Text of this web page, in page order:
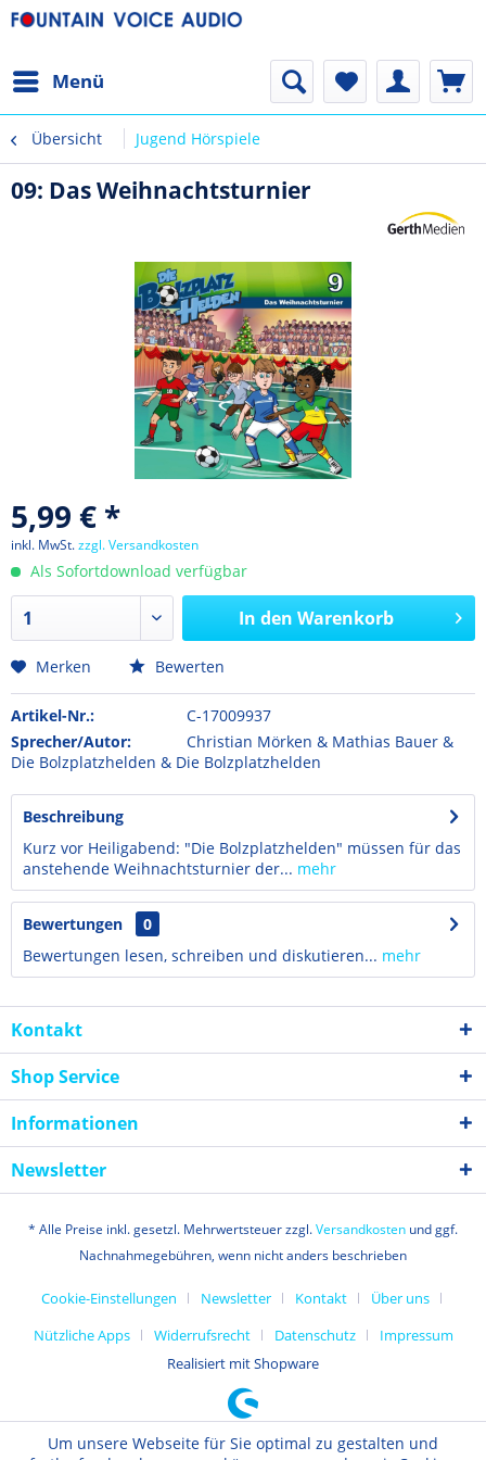
Menü
Übersicht Jugend Hörspiele
09: Das Weihnachtsturnier
5,99 € *
inkl. MwSt.zzgl. Versandkosten
Als Sofortdownload verfügbar
In den Warenkorb
Merken Bewerten
Artikel-Nr.:
C-17009937
Sprecher/Autor:
Christian Mörken & Mathias Bauer &
Die Bolzplatzhelden & Die Bolzplatzhelden
Beschreibung
Kurz vor Heiligabend: "Die Bolzplatzhelden" müssen für das
anstehende Weihnachtsturnier der... mehr
Bewertungen
0
Bewertungen lesen, schreiben und diskutieren... mehr
Kontakt
Shop Service
Informationen
Newsletter
* Alle Preise inkl. gesetzl. Mehrwertsteuer zzgl.Versandkosten und ggf.
Nachnahmegebühren, wenn nicht anders beschrieben
Cookie-Einstellungen Newsletter Kontakt
Über uns
Nützliche Apps
Widerrufsrecht Datenschutz
Impressum
Realisiert mit Shopware
Um unsere Webseite für Sie optimal zu gestalten und